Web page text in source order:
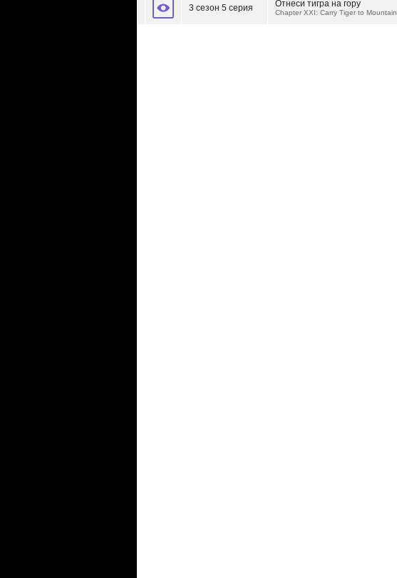
3 сезон 5 серия Отнеси тигра на гору
Chapter XXI: Carry Tiger to Mountain